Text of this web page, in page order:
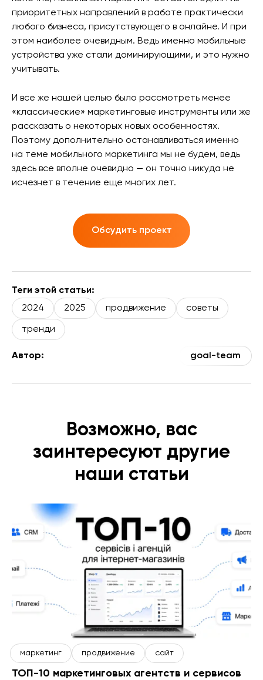
приоритетных направлений в работе практически
любого бизнеса, присутствующего в онлайне. И при
этом наиболее очевидным. Ведь именно мобильные
устройства уже стали доминирующими, и это нужно
учитывать.
И все же нашей целью было рассмотреть менее
«классические» маркетинговые инструменты или же
рассказать о некоторых новых особенностях.
Поэтому дополнительно останавливаться именно
на теме мобильного маркетинга мы не будем, ведь
здесь все вполне очевидно — он точно никуда не
исчезнет в течение еще многих лет.
Обсудить проект
Теги этой статьи:
2024
2025 продвижение советы
тренди
Автор: goal-team
Возможно, вас
заинтересуют другие
наши статьи
маркетинг продвижение сайт
ТОП-10 маркетинговых агентств и сервисов